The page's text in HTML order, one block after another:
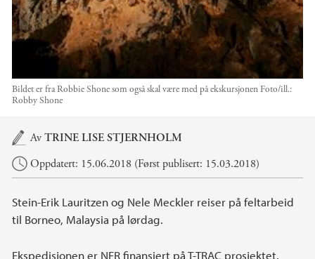
Bildet er fra Robbie Shone som også skal være med på ekskursjonen Foto/ill.:
Robby Shone
Hovedinnhold
AvTRINE LISE STJERNHOLM
Oppdatert: 15.06.2018 (Først publisert: 15.03.2018)
Stein-Erik Lauritzen og Nele Meckler reiser på feltarbeid
til Borneo, Malaysia på lørdag.
Ekspedisjonen er NFR finansiert på T-TRAC prosjektet.